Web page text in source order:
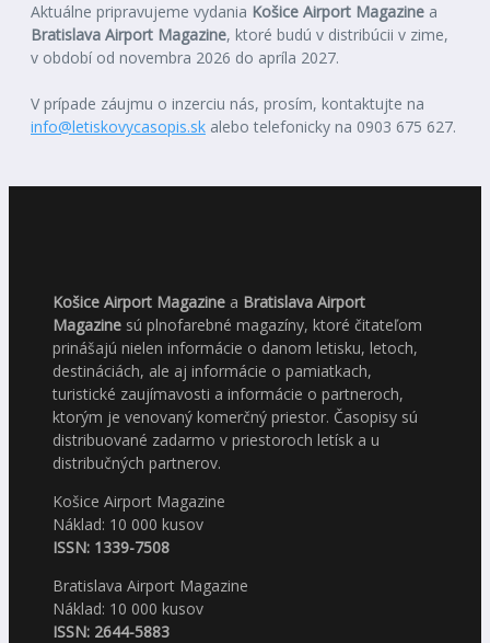
Aktuálne pripravujeme vydania Košice Airport Magazine a
Bratislava Airport Magazine, ktoré budú v distribúcii v zime,
v období od novembra 2026 do apríla 2027.
V prípade záujmu o inzerciu nás, prosím, kontaktujte na
info@letiskovycasopis.sk alebo telefonicky na 0903 675 627.
Košice Airport Magazine a Bratislava Airport
Magazine sú plnofarebné magazíny, ktoré čitateľom
prinášajú nielen informácie o danom letisku, letoch,
destináciách, ale aj informácie o pamiatkach,
turistické zaujímavosti a informácie o partneroch,
ktorým je venovaný komerčný priestor. Časopisy sú
distribuované zadarmo v priestoroch letísk a u
distribučných partnerov.
Košice Airport Magazine
Náklad: 10 000 kusov
ISSN: 1339-7508
Bratislava Airport Magazine
Náklad: 10 000 kusov
ISSN: 2644-5883